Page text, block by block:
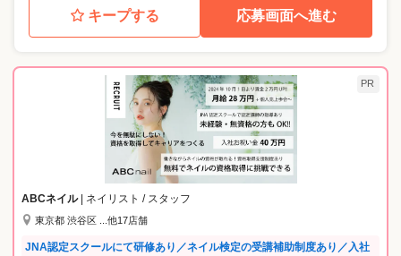
キープする 応募画面へ進む
PR
ABCネイル| ネイリスト / スタッフ
東京都 渋谷区 ...他17店舗
JNA認定スクールにて研修あり／ネイル検定の受講補助制度あり／入社